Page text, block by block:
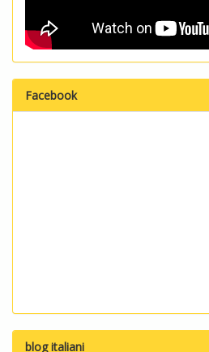
Facebook
blog italiani